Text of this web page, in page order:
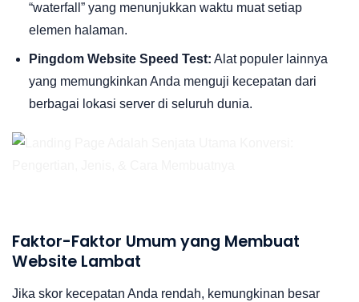
“waterfall” yang menunjukkan waktu muat setiap
elemen halaman.
Pingdom Website Speed Test: Alat populer lainnya
yang memungkinkan Anda menguji kecepatan dari
berbagai lokasi server di seluruh dunia.
Faktor-Faktor Umum yang Membuat
Website Lambat
Jika skor kecepatan Anda rendah, kemungkinan besar